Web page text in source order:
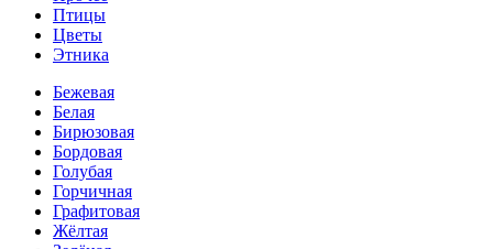
Птицы
Цветы
Этника
Бежевая
Белая
Бирюзовая
Бордовая
Голубая
Горчичная
Графитовая
Жёлтая